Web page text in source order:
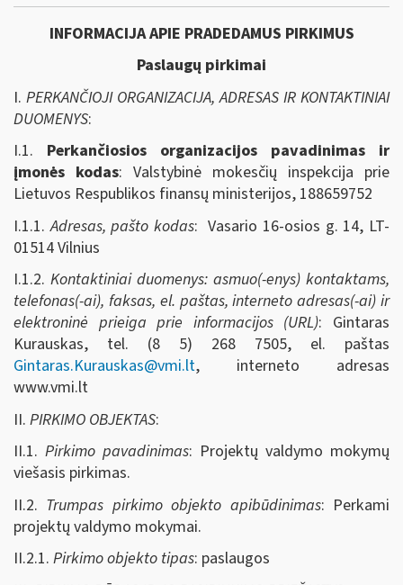
INFORMACIJA APIE PRADEDAMUS PIRKIMUS
Paslaugų pirkimai
I. PERKANČIOJI ORGANIZACIJA, ADRESAS IR KONTAKTINIAI
DUOMENYS:
I.1. Perkančiosios organizacijos pavadinimas ir
įmonės kodas: Valstybinė mokesčių inspekcija prie
Lietuvos Respublikos finansų ministerijos, 188659752
I.1.1.Adresas, pašto kodas: Vasario 16-osios g. 14, LT-
01514 Vilnius
I.1.2. Kontaktiniai duomenys: asmuo(-enys) kontaktams,
telefonas(-ai), faksas, el. paštas, interneto adresas(-ai) ir
elektroninė prieiga prie informacijos (URL): Gintaras
Kurauskas, tel. (8 5) 268 7505, el. paštas
Gintaras.Kurauskas@vmi.lt, interneto adresas
www.vmi.lt
II. PIRKIMO OBJEKTAS:
II.1. Pirkimo pavadinimas: Projektų valdymo mokymų
viešasis pirkimas.
II.2. Trumpas pirkimo objekto apibūdinimas: Perkami
projektų valdymo mokymai.
II.2.1. Pirkimo objekto tipas: paslaugos